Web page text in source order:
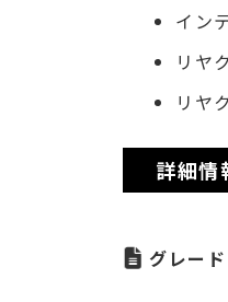
イン
リヤ
リヤ
詳細情
グレー